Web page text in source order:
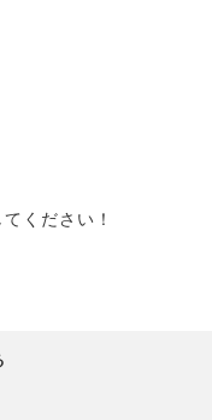
ください！